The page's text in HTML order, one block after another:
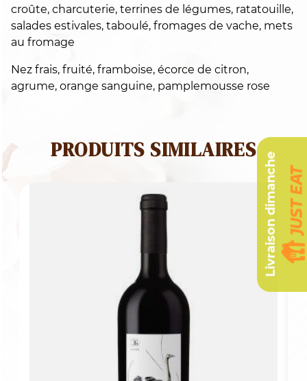
croûte, charcuterie, terrines de légumes, ratatouille,
salades estivales, taboulé, fromages de vache, mets
au fromage
Nez frais, fruité, framboise, écorce de citron,
agrume, orange sanguine, pamplemousse rose
PRODUITS SIMILAIRES
Livraison dimanche